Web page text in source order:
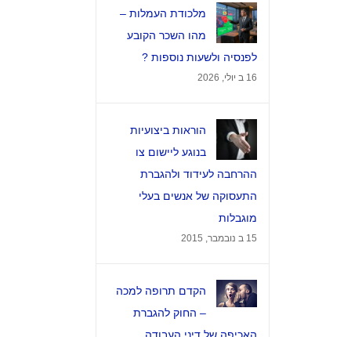
מלכודת העמלות –
מהו השכר הקובע
לפנסיה ולשעות נוספות ?
16 ב יולי, 2026
הוראות ביצועיות
בנוגע ליישום צו
ההרחבה לעידוד ולהגברת
התעסוקה של אנשים בעלי
מוגבלות
15 ב נובמבר, 2015
הקדם תרופה למכה
– החוק להגברת
ברקוביץ' 4, תל אביב
office@kzlaw.co.il